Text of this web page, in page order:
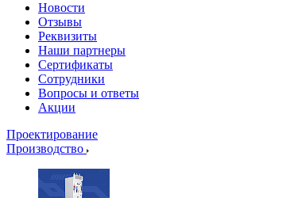
Новости
Отзывы
Реквизиты
Наши партнеры
Сертификаты
Сотрудники
Вопросы и ответы
Акции
Проектирование
Производство